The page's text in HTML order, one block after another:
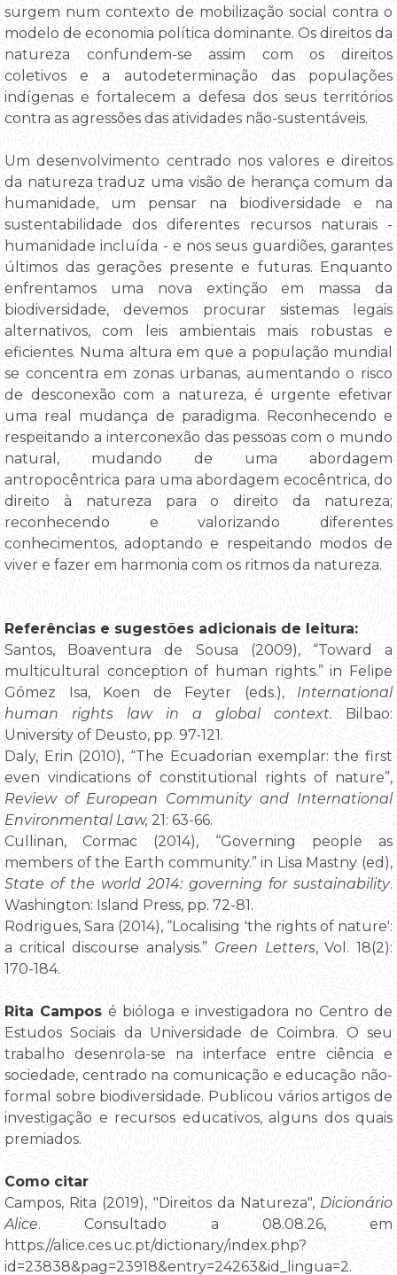
surgem num contexto de mobilização social contra o
modelo de economia política dominante. Os direitos da
natureza confundem-se assim com os direitos
coletivos e a autodeterminação das populações
indígenas e fortalecem a defesa dos seus territórios
contra as agressões das atividades não-sustentáveis.
Um desenvolvimento centrado nos valores e direitos
da natureza traduz uma visão de herança comum da
humanidade, um pensar na biodiversidade e na
sustentabilidade dos diferentes recursos naturais -
humanidade incluída - e nos seus guardiões, garantes
últimos das gerações presente e futuras. Enquanto
enfrentamos uma nova extinção em massa da
biodiversidade, devemos procurar sistemas legais
alternativos, com leis ambientais mais robustas e
eficientes. Numa altura em que a população mundial
se concentra em zonas urbanas, aumentando o risco
de desconexão com a natureza, é urgente efetivar
uma real mudança de paradigma. Reconhecendo e
respeitando a interconexão das pessoas com o mundo
natural, mudando de uma abordagem
antropocêntrica para uma abordagem ecocêntrica, do
direito à natureza para o direito da natureza;
reconhecendo e valorizando diferentes
conhecimentos, adoptando e respeitando modos de
viver e fazer em harmonia com os ritmos da natureza.
Referências e sugestões adicionais de leitura:
Santos, Boaventura de Sousa (2009), “Toward a
multicultural conception of human rights.” in Felipe
Gómez Isa, Koen de Feyter (eds.), International
human rights law in a global context. Bilbao:
University of Deusto, pp. 97-121.
Daly, Erin (2010), “The Ecuadorian exemplar: the first
even vindications of constitutional rights of nature”,
Review of European Community and International
Environmental Law, 21: 63-66.
Cullinan, Cormac (2014), “Governing people as
members of the Earth community.” in Lisa Mastny (ed),
State of the world 2014: governing for sustainability.
Washington: Island Press, pp. 72-81.
Rodrigues, Sara (2014), “Localising 'the rights of nature':
a critical discourse analysis.” Green Letters, Vol. 18(2):
170-184.
Rita Campos é bióloga e investigadora no Centro de
Estudos Sociais da Universidade de Coimbra. O seu
trabalho desenrola-se na interface entre ciência e
sociedade, centrado na comunicação e educação não-
formal sobre biodiversidade. Publicou vários artigos de
investigação e recursos educativos, alguns dos quais
premiados.
Como citar
Campos, Rita (2019), "Direitos da Natureza", Dicionário
Alice. Consultado a 08.08.26, em
https://alice.ces.uc.pt/dictionary/index.php?
id=23838&pag=23918&entry=24263&id_lingua=2.